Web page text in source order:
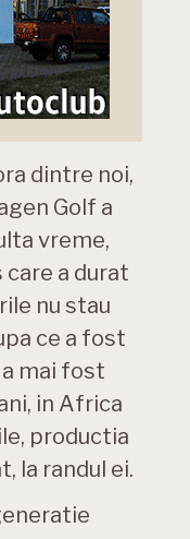
dintre noi,
Golf a
vreme,
care a durat
nu stau
ce a fost
mai fost
in Africa
productia
la randul ei.